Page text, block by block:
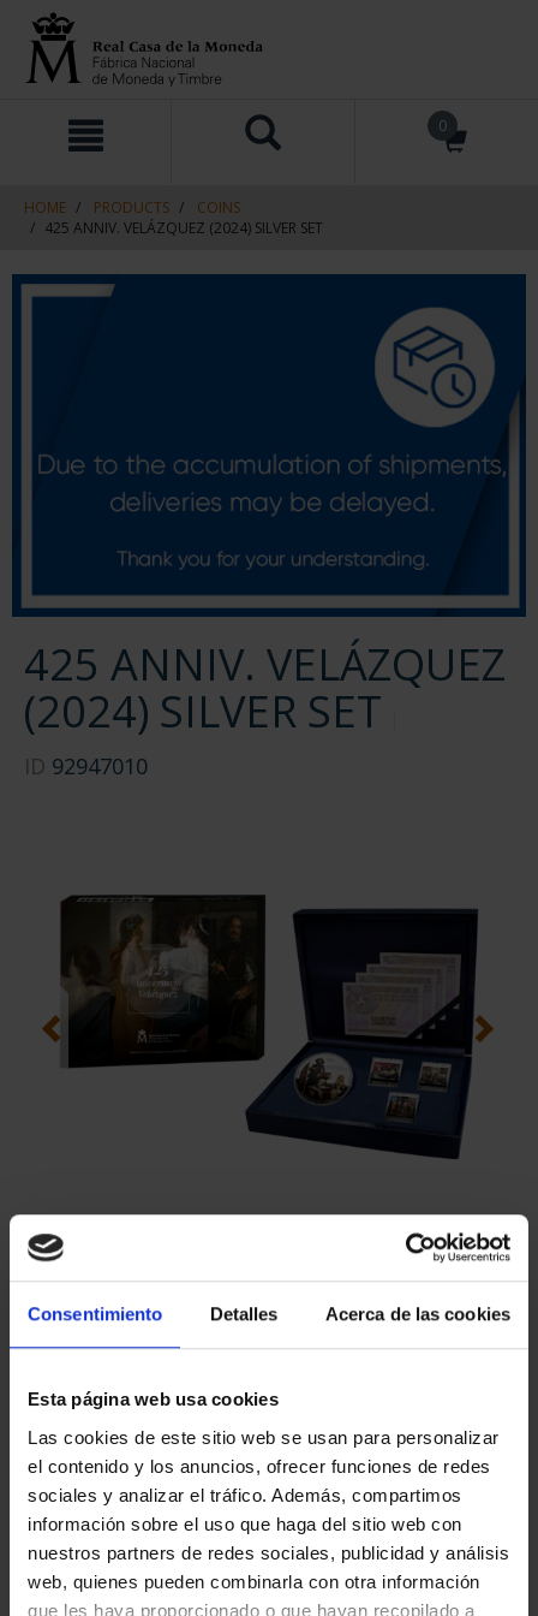
Consentimiento Detalles Acerca de las cookies
Esta página web usa cookies
Las cookies de este sitio web se usan para personalizar
el contenido y los anuncios, ofrecer funciones de redes
sociales y analizar el tráfico. Además, compartimos
información sobre el uso que haga del sitio web con
nuestros partners de redes sociales, publicidad y análisis
web, quienes pueden combinarla con otra información
que les haya proporcionado o que hayan recopilado a
navigation
0
HOME PRODUCTS
COINS
425 ANNIV. VELÁZQUEZ (2024) SILVER SET
425 ANNIV. VELÁZQUEZ
(2024) SILVER SET
ID 92947010
€1,069.00
€883.47 (Taxes not incl.)